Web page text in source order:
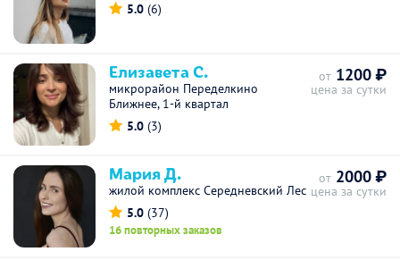
5.0 (6)
Елизавета С.
микрорайон Переделкино
Ближнее, 1-й квартал
5.0 (3)
от 1200 ₽
цена за сутки
Мария Д.
жилой комплекс Середневский Лес
5.0 (37)
16 повторных заказов
от 2000 ₽
цена за сутки